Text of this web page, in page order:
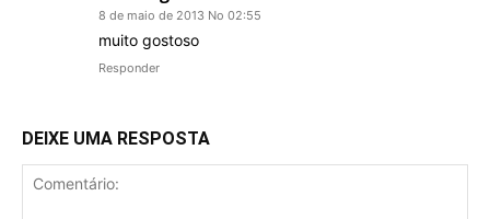
8 de maio de 2013 No 02:55
muito gostoso
Responder
DEIXE UMA RESPOSTA